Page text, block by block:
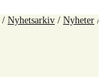
/ Nyhetsarkiv / Nyheter /